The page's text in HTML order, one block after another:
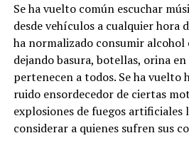
Reglamento General de
expuesto, se dispone el
diligencias.
2.-Notifíquese a los señores:
MARIA ROSARIO
Se ha vuelto común escuchar
desde vehículos a cualquier hora
ha normalizado consumir alcohol
dejando basura, botellas, orina en
pertenecen a todos. Se ha
ruido ensordecedor de ciertas
explosiones de fuegos artificiales
considerar a quienes sufren sus